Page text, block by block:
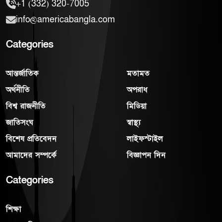
+1 (332) 320-7005
info@americabangla.com
Categories
আন্তর্জাতিক
অর্থনীতি
বিশ্ব রাজনীতি
জাতিসংঘ
বিশেষ প্রতিবেদন
আমাদের সম্পর্কে
মতামত
অপরাধ
মিডিয়া
স্বাস্থ্য
লাইফস্টাইল
বিজ্ঞাপন দিন
Categories
শিক্ষা